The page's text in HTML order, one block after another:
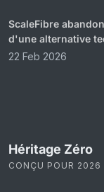
ScaleFibre
d'une alternative
22 Feb 2026
Héritage Zéro
CONÇU POUR 2026